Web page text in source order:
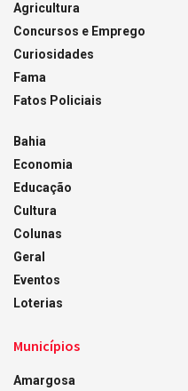
Agricultura
Concursos e Emprego
Curiosidades
Fama
Fatos Policiais
Bahia
Economia
Educação
Cultura
Colunas
Geral
Eventos
Loterias
Municípios
Amargosa